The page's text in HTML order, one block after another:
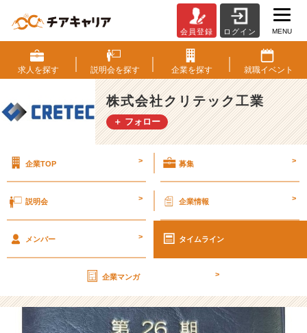
2
6
期
【社
外
秘】
画
o
【株
式
会
社
会員登録 ログイン MENU
求人を探す 説明会を探す 企業を探す 就職イベント
株式会社クリテック工業
＋ フォロー
企業TOP > 募集 >
説明会 > 企業情報 >
メンバー > タイムライン
企業マンガ >